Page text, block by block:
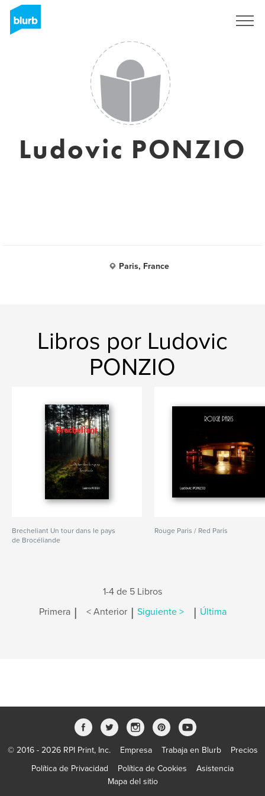
Ludovic PONZIO
Paris, France
Libros por Ludovic
PONZIO
Brecheliant Un tour dans le pays
de Brocéliande
Rouge Paris / Red Paris
1-4 de 5 Libros
Primera | < Anterior | Siguiente > | Última
© 2016 - 2026 RPI Print, Inc. Empresa Trabaja en Blurb
Precios
Política de Privacidad
Política de Cookies
Asistencia
Mapa del sitio